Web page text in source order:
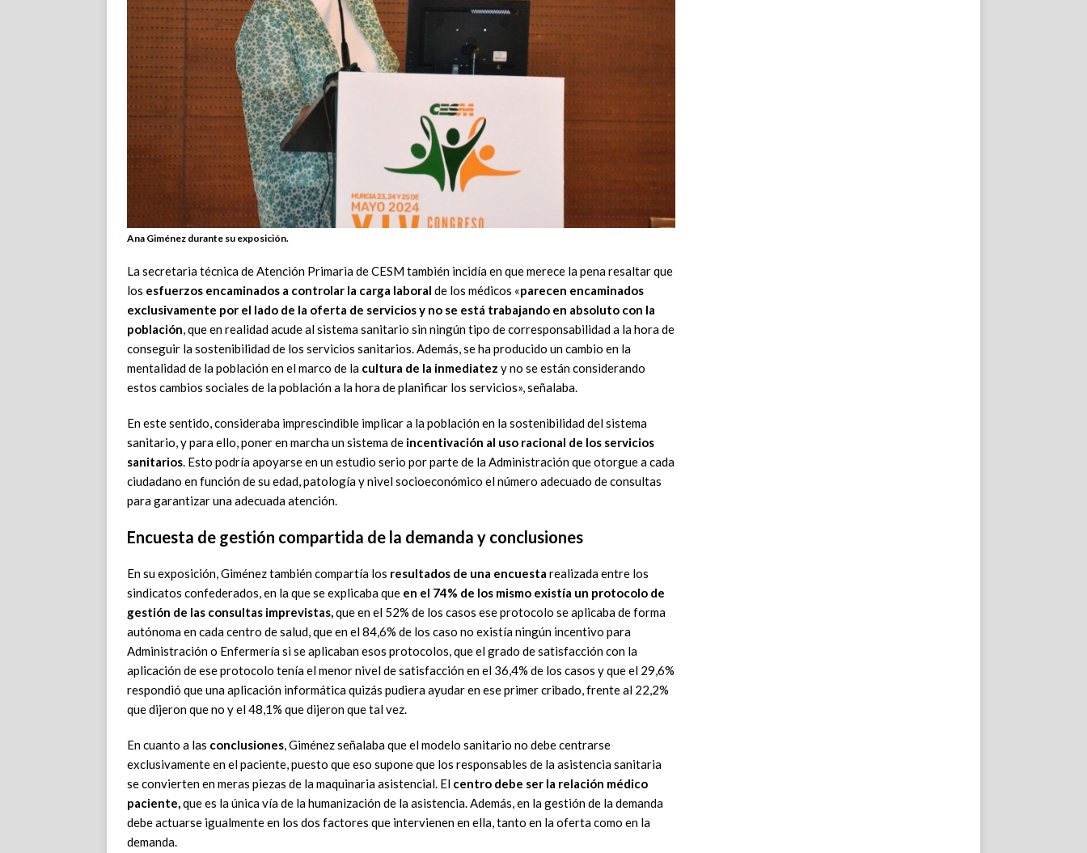
Ana Giménez durante su exposición.
La secretaria técnica de Atención Primaria de CESM también incidía en que merece la pena resaltar que
los esfuerzos encaminados a controlar la carga laboral de los médicos «parecen encaminados
exclusivamente por el lado de la oferta de servicios y no se está trabajando en absoluto con la
población, que en realidad acude al sistema sanitario sin ningún tipo de corresponsabilidad a la hora de
conseguir la sostenibilidad de los servicios sanitarios. Además, se ha producido un cambio en la
mentalidad de la población en el marco de la cultura de la inmediatez y no se están considerando
estos cambios sociales de la población a la hora de planificar los servicios», señalaba.
En este sentido, consideraba imprescindible implicar a la población en la sostenibilidad del sistema
sanitario, y para ello, poner en marcha un sistema de incentivación al uso racional de los servicios
sanitarios. Esto podría apoyarse en un estudio serio por parte de la Administración que otorgue a cada
ciudadano en función de su edad, patología y nivel socioeconómico el número adecuado de consultas
para garantizar una adecuada atención.
Encuesta de gestión compartida de la demanda y conclusiones
En su exposición, Giménez también compartía los resultados de una encuesta realizada entre los
sindicatos confederados, en la que se explicaba que en el 74% de los mismo existía un protocolo de
gestión de las consultas imprevistas,que en el 52% de los casos ese protocolo se aplicaba de forma
autónoma en cada centro de salud, que en el 84,6% de los caso no existía ningún incentivo para
Administración o Enfermería si se aplicaban esos protocolos, que el grado de satisfacción con la
aplicación de ese protocolo tenía el menor nivel de satisfacción en el 36,4% de los casos y que el 29,6%
respondió que una aplicación informática quizás pudiera ayudar en ese primer cribado, frente al 22,2%
que dijeron que no y el 48,1% que dijeron que tal vez.
En cuanto a las conclusiones, Giménez señalaba que el modelo sanitario no debe centrarse
exclusivamente en el paciente, puesto que eso supone que los responsables de la asistencia sanitaria
se convierten en meras piezas de la maquinaria asistencial. El centro debe ser la relación médico
paciente,que es la única vía de la humanización de la asistencia. Además, en la gestión de la demanda
debe actuarse igualmente en los dos factores que intervienen en ella, tanto en la oferta como en la
demanda.